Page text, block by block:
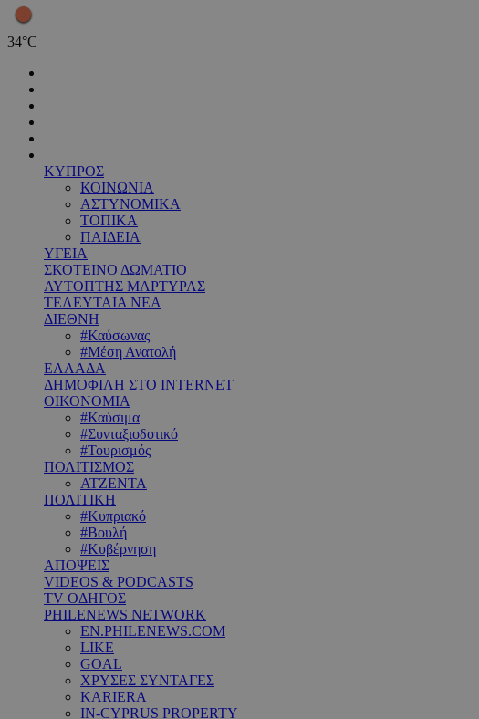
34°C
ΚΥΠΡΟΣ
ΚΟΙΝΩΝΙΑ
ΑΣΤΥΝΟΜΙΚΑ
ΤΟΠΙΚΑ
ΠΑΙΔΕΙΑ
ΥΓΕΙΑ
ΣΚΟΤΕΙΝΟ ΔΩΜΑΤΙΟ
ΑΥΤΟΠΤΗΣ ΜΑΡΤΥΡΑΣ
ΤΕΛΕΥΤΑΙΑ ΝΕΑ
ΔΙΕΘΝΗ
#Καύσωνας
#Μέση Ανατολή
ΕΛΛΑΔΑ
ΔΗΜΟΦΙΛΗ ΣΤΟ INTERNET
ΟΙΚΟΝΟΜΙΑ
#Καύσιμα
#Συνταξιοδοτικό
#Τουρισμός
ΠΟΛΙΤΙΣΜΟΣ
ΑΤΖΕΝΤΑ
ΠΟΛΙΤΙΚΗ
#Κυπριακό
#Βουλή
#Κυβέρνηση
ΑΠΟΨΕΙΣ
VIDEOS & PODCASTS
TV ΟΔΗΓΟΣ
PHILENEWS NETWORK
EN.PHILENEWS.COM
LIKE
GOAL
ΧΡΥΣΕΣ ΣΥΝΤΑΓΕΣ
KARIERA
IN-CYPRUS PROPERTY